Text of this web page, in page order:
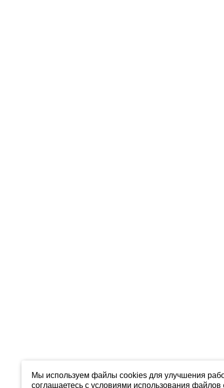
Мы используем файлы cookies для улучшения
соглашаетесь с условиями использования файлов